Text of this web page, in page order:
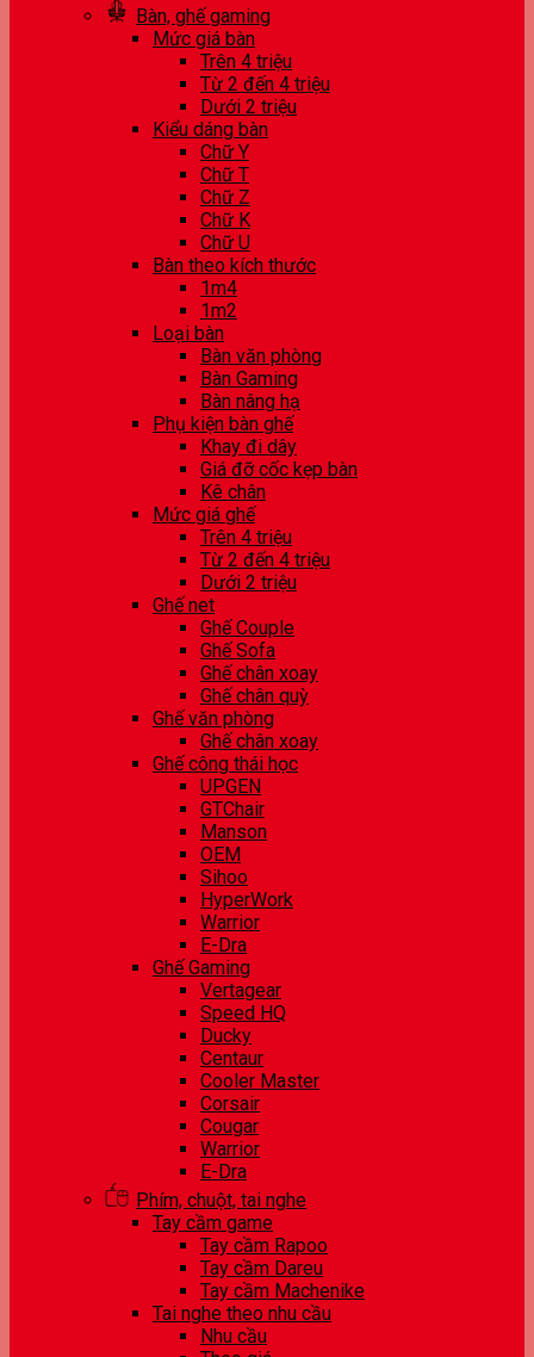
Bàn, ghế gaming
Mức giá bàn
Trên 4 triệu
Từ 2 đến 4 triệu
Dưới 2 triệu
Kiểu dáng bàn
Chữ Y
Chữ T
Chữ Z
Chữ K
Chữ U
Bàn theo kích thước
1m4
1m2
Loại bàn
Bàn văn phòng
Bàn Gaming
Bàn nâng hạ
Phụ kiện bàn ghế
Khay đi dây
Giá đỡ cốc kẹp bàn
Kê chân
Mức giá ghế
Trên 4 triệu
Từ 2 đến 4 triệu
Dưới 2 triệu
Ghế net
Ghế Couple
Ghế Sofa
Ghế chân xoay
Ghế chân quỳ
Ghế văn phòng
Ghế chân xoay
Ghế công thái học
UPGEN
GTChair
Manson
OEM
Sihoo
HyperWork
Warrior
E-Dra
Ghế Gaming
Vertagear
Speed HQ
Ducky
Centaur
Cooler Master
Corsair
Cougar
Warrior
E-Dra
Phím, chuột, tai nghe
Tay cầm game
Tay cầm Rapoo
Tay cầm Dareu
Tay cầm Machenike
Tai nghe theo nhu cầu
Nhu cầu